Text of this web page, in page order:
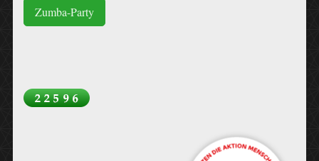
Zumba-Party